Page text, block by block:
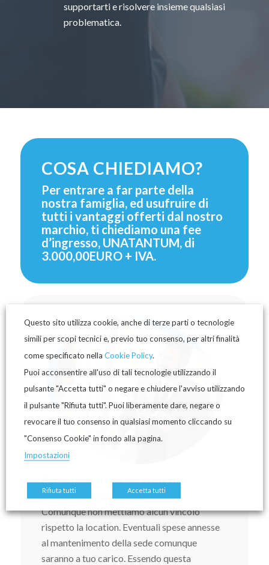
supportarti e risolvere insieme qualsiasi
problematica.
COSA CHIEDIAMO?
Per entrare a far parte della
nostra famiglia, ed usufruire di
tutti i vantaggi offerti dal nostro
marchio, ti chiediamo una fee
d’ingresso, UNATANTUM, di
3.000,00EURO + IVA.
Potrai lavorare da casa se la tua
abitazione lo consente.
Comunque non mettiamo alcun vincolo
rispetto la location. Eventuali spese annesse
al mantenimento della sede comunque
saranno a tuo carico. Essendo questa
Questo sito utilizza cookie, anche di terze parti o tecnologie
simili per scopi tecnici e, previo tuo consenso, per altri finalità
come specificato nella Cookie Policy.
Puoi acconsentire all'uso di tali tecnologie utilizzando il
pulsante "Accetta tutti" o negare e chiudere l'avviso utilizzando
il pulsante "Rifiuta tutti". Puoi liberamente dare, negare o
revocare il tuo consenso in qualsiasi momento cliccando su
"Consenso Cookie" in fondo alla pagina.
Impostazioni
Rifiuta tutti Accetta tutti